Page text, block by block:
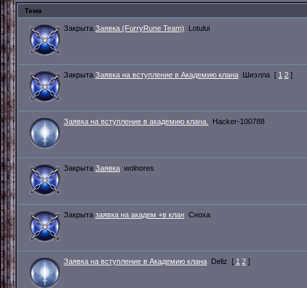
Тема
Закрыта Заявка (FurryRune Team) Lotului
Закрыта Заявка на вступление в Академию клана Шиэлла [ 1 2 ]
Заявка на вступление в академию клана. Hacker-100788
Закрыта Заявка wolnores
Закрыта заявка на академ +в клан Сноха
Заявка на вступление в Академию клана Deliz [ 1 2 ]